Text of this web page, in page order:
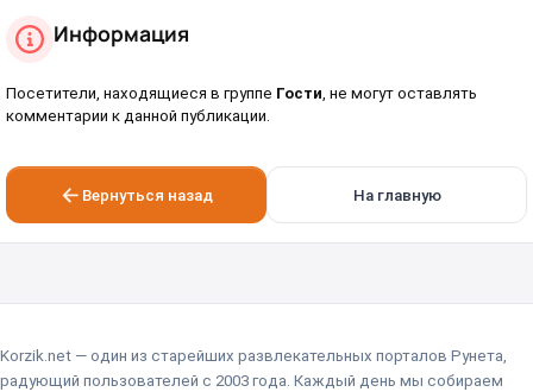
Информация
Посетители, находящиеся в группе Гости, не могут оставлять
комментарии к данной публикации.
Вернуться назад На главную
Korzik.net — один из старейших развлекательных порталов Рунета,
радующий пользователей с 2003 года. Каждый день мы собираем